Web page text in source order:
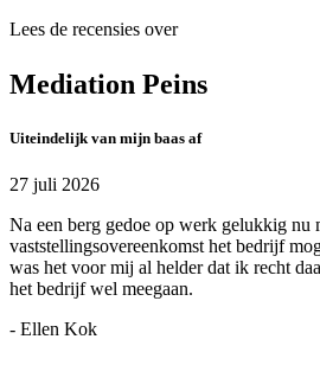
Lees de recensies over
Mediation Peins
Uiteindelijk van mijn baas af
27 juli 2026
Na een berg gedoe op werk gelukkig nu
vaststellingsovereenkomst het bedrijf
was het voor mij al helder dat ik recht
het bedrijf wel meegaan.
- Ellen Kok